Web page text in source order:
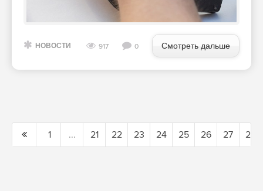
НОВОСТИ 917 0 Смотреть дальше
1 ... 21 22 23 24 25 26 27 28